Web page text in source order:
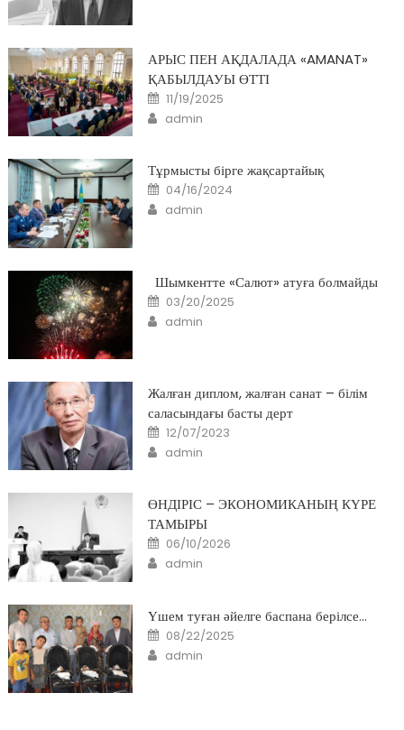
АРЫС ПЕН АҚДАЛАДА «AMANAT»
ҚАБЫЛДАУЫ ӨТТІ
Posted
on
11/19/2025
Author
admin
Тұрмысты бірге жақсартайық
Posted
on
04/16/2024
Author
admin
Шымкентте «Салют» атуға болмайды
Posted
on
03/20/2025
Author
admin
Жалған диплом, жалған санат – білім
саласындағы басты дерт
Posted
on
12/07/2023
Author
admin
ӨНДІРІС – ЭКОНОМИКАНЫҢ КҮРЕ
ТАМЫРЫ
Posted
on
06/10/2026
Author
admin
Үшем туған әйелге баспана берілсе…
Posted
on
08/22/2025
Author
admin